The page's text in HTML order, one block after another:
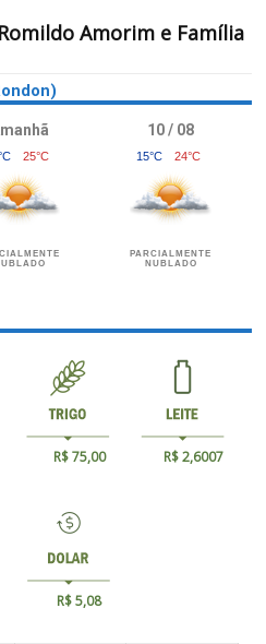
Amorim e Família
25°C
10 / 08
15°C 24°C
PARCIALMENTE
NUBLADO
R$ 75,00 R$ 2,6007
R$ 5,08